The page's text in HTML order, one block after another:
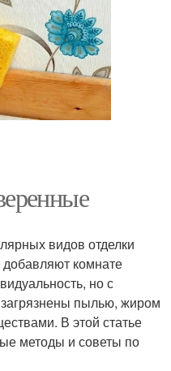
видов отделки
комнате
но с
пылью, жиром
В этой статье
методы и советы по